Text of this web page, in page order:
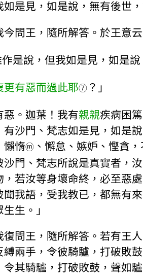
是見，如是說，無有後世
問王，隨所解答。於王意云
是說，但我如是見，如是
更有惡而過此耶⑦ ？」
惡。迦葉！我有親親疾病困
沙門、梵志如是見，如是
懶惰ⓜ 、懈怠、嫉妒、慳貪，
門、梵志所說是真實者，
若汝等身壞命終，必至惡
我語，受我教已，都無有
生。」
問王，隨所解答。若有王
兩手，令彼騎驢，打破敗
其騎驢，打破敗鼓，聲如